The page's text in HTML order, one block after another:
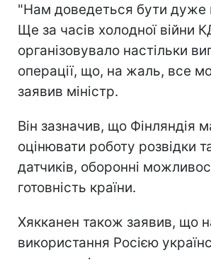
"Нам доведеться бути дуже
Ще за часів холодної війни
організовувало настільки
операції, що, на жаль, все
заявив міністр.
Він зазначив, що Фінляндія
оцінювати роботу розвідки
датчиків, оборонні
готовність країни.
Хякканен також заявив, що
використання Росією